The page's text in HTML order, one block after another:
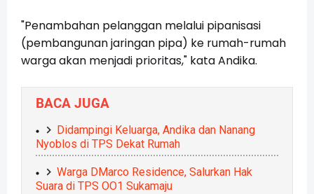
"Penambahan pelanggan melalui pipanisasi
(pembangunan jaringan pipa) ke rumah-rumah
warga akan menjadi prioritas," kata Andika.
BACA JUGA
Didampingi Keluarga, Andika dan Nanang
Nyoblos di TPS Dekat Rumah
Warga DMarco Residence, Salurkan Hak
Suara di TPS OO1 Sukamaju